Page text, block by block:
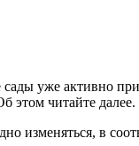
уже активно
этом читайте далее.
изменяться, в